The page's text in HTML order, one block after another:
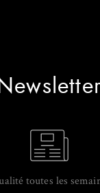
toutes les